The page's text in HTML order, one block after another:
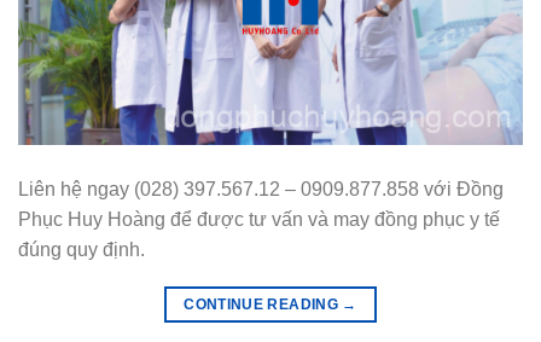
Liên hệ ngay (028) 397.567.12 – 0909.877.858 với Đồng
Phục Huy Hoàng để được tư vấn và may đồng phục y tế
đúng quy định.
CONTINUE READING →